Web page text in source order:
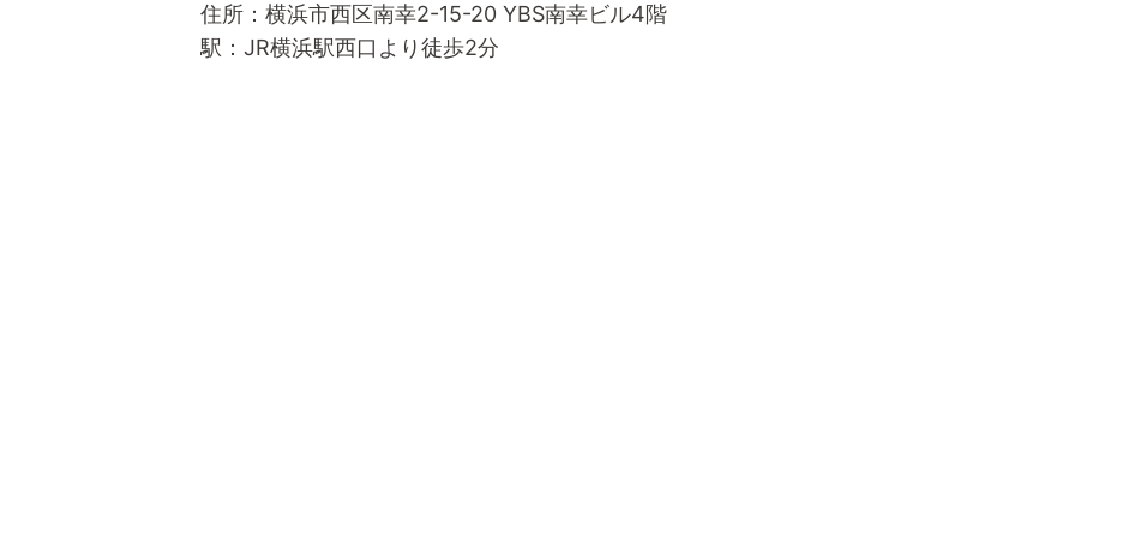
住所：横浜市西区南幸2-15-20 YBS南幸ビル4階
駅：JR横浜駅西口より徒歩2分